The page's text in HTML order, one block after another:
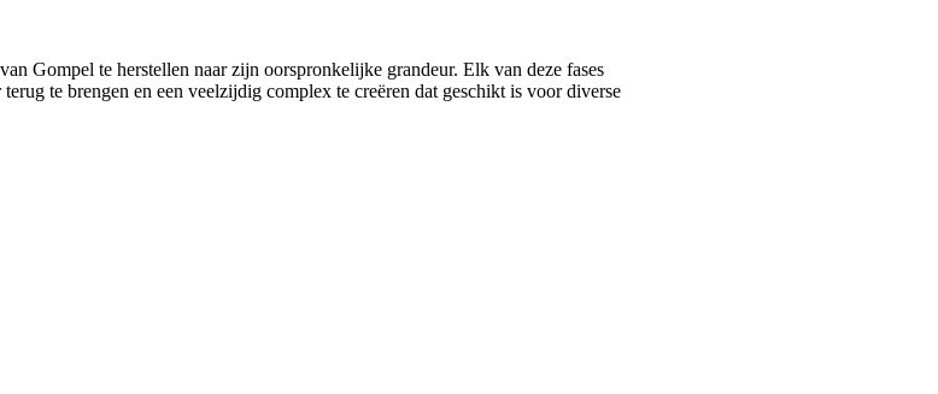
Gompel te herstellen naar zijn oorspronkelijke grandeur. Elk van deze fases
te brengen en een veelzijdig complex te creëren dat geschikt is voor diverse